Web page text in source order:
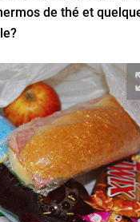
de thé et